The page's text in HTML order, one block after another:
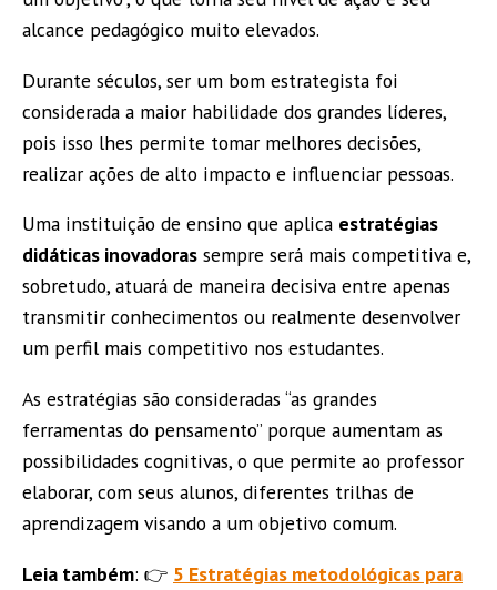
alcance pedagógico muito elevados.
Durante séculos, ser um bom estrategista foi
considerada a maior habilidade dos grandes líderes,
pois isso lhes permite tomar melhores decisões,
realizar ações de alto impacto e influenciar pessoas.
Uma instituição de ensino que aplica estratégias
didáticas inovadoras sempre será mais competitiva e,
sobretudo, atuará de maneira decisiva entre apenas
transmitir conhecimentos ou realmente desenvolver
um perfil mais competitivo nos estudantes.
As estratégias são consideradas “as grandes
ferramentas do pensamento” porque aumentam as
possibilidades cognitivas, o que permite ao professor
elaborar, com seus alunos, diferentes trilhas de
aprendizagem visando a um objetivo comum.
Leia também: 👉 5 Estratégias metodológicas para